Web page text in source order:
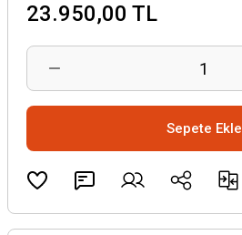
23.950,00 TL
Sepete Ekle